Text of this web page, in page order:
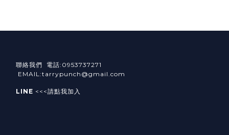
聯絡我們 電話:0953737271
EMAIL:tarrypunch@gmail.com
LINE <<<請點我加入